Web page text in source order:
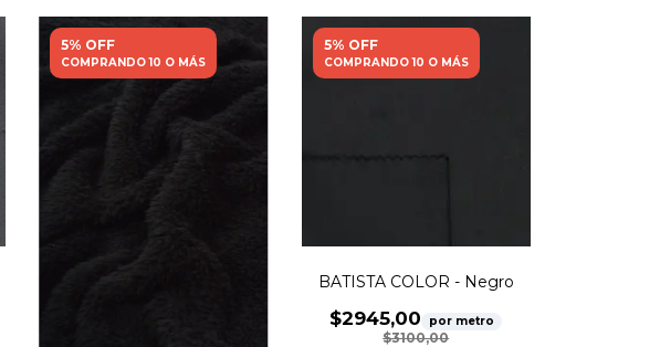
5% OFF
COMPRANDO 10 O MÁS
5% OFF
COMPRANDO 10 O MÁS
BATISTA COLOR - Negro
$2945,00 por metro
$3100,00